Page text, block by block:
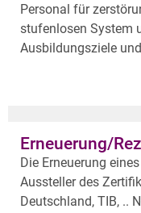
Personal für
stufenlosen System
Ausbildungsziele
Erneuerung/
Die Erneuerung
Aussteller des
Deutschland, TIB, ..